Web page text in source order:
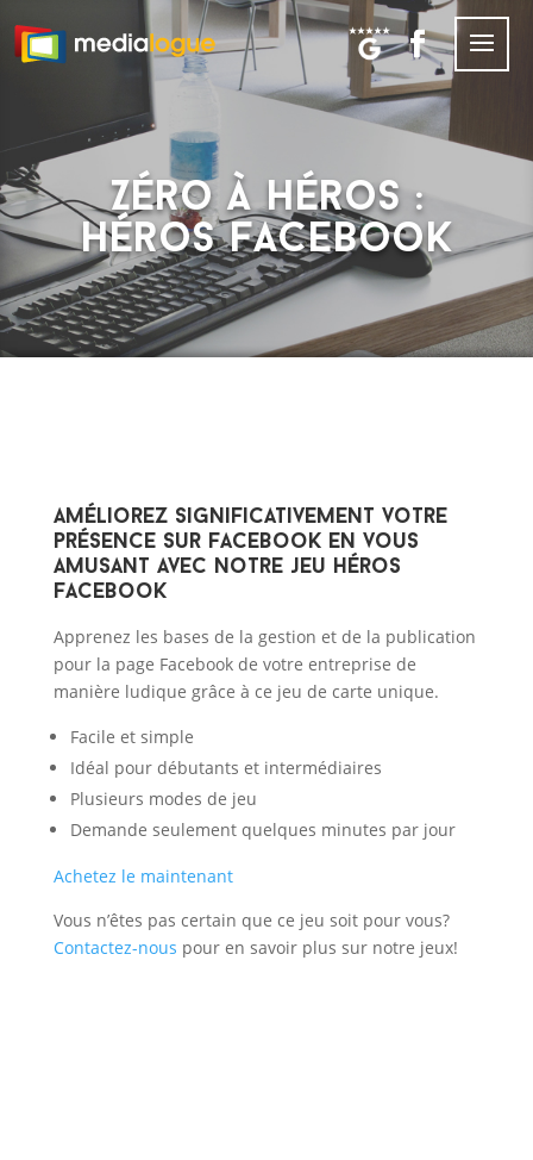
Zéro à Héros :
Héros Facebook
Améliorez significativement votre
présence sur facebook en vous
amusant avec notre jeu Héros
Facebook
Apprenez les bases de la gestion et de la publication
pour la page Facebook de votre entreprise de
manière ludique grâce à ce jeu de carte unique.
Facile et simple
Idéal pour débutants et intermédiaires
Plusieurs modes de jeu
Demande seulement quelques minutes par jour
Achetez le maintenant
Vous n’êtes pas certain que ce jeu soit pour vous?
Contactez-nous pour en savoir plus sur notre jeux!